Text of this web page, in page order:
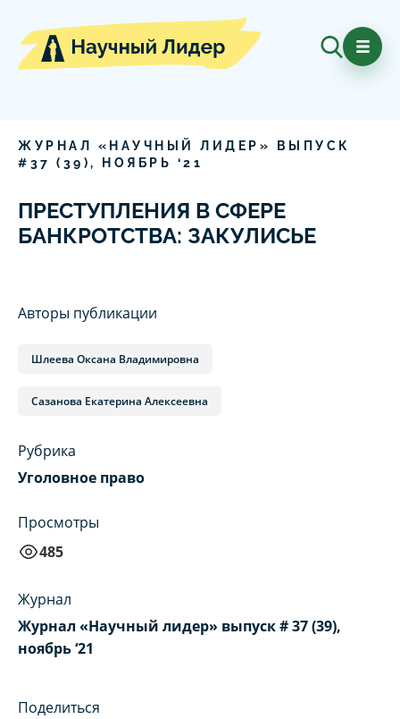
ЖУРНАЛ «НАУЧНЫЙ ЛИДЕР» ВЫПУСК
# 37 ( 39 ), НОЯБРЬ ‘21
ПРЕСТУПЛЕНИЯ В СФЕРЕ
БАНКРОТСТВА: ЗАКУЛИСЬЕ
Авторы публикации
Шлеева Оксана Владимировна
Сазанова Екатерина Алексеевна
Рубрика
Уголовное право
Просмотры
485
Журнал
Журнал «Научный лидер» выпуск # 37 (39),
ноябрь ‘21
Поделиться